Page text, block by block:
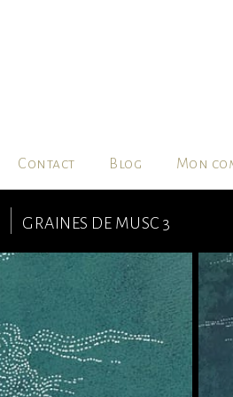
Contact Blog Mon
GRAINES DE MUSC 3